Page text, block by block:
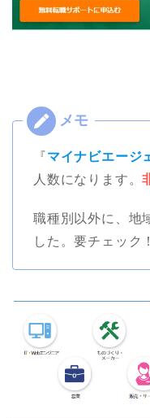
『マイナビエージ
人数になります。
職種別以外に、地
した。要チェック！